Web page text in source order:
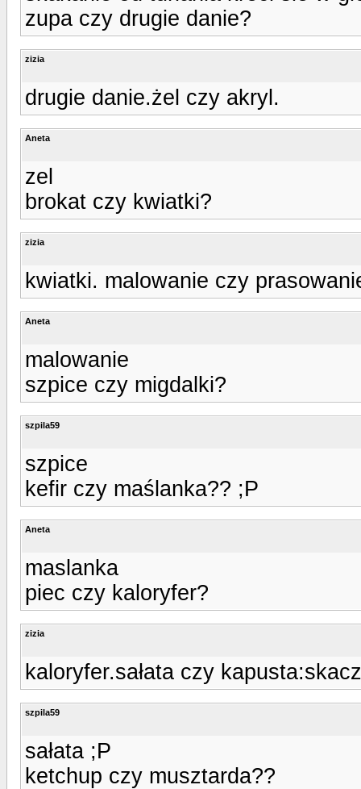
zupa czy drugie danie?
zizia
drugie danie.żel czy akryl.
Aneta
zel
brokat czy kwiatki?
zizia
kwiatki. malowanie czy
Aneta
malowanie
szpice czy migdalki?
szpila59
szpice
kefir czy maślanka?? ;P
Aneta
maslanka
piec czy kaloryfer?
zizia
kaloryfer.sałata czy
szpila59
sałata ;P
ketchup czy musztarda??